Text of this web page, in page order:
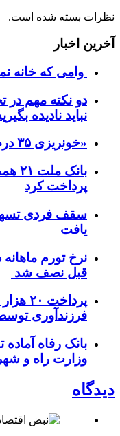
نظرات بسته شده است.
آخرین اخبار
وامی که خانه
نباید نادیده
«خونریزی ۳۵ درصدی ارز از شاهرگ اقتصاد
پرداخت کرد
سقف فردی
یافت
قبل نصف شد
فرزند‌آوری
بانک رفاه
وزارت راه و
دیدگاه